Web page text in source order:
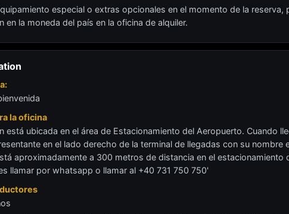
especial o extras opcionales en el momento de la
en la moneda del país en la oficina de alquiler.
la oficina
está ubicada en el área de Estacionamiento del Aeropuerto. Cuando
en el lado derecho de la terminal de llegadas con su nombre
aproximadamente a 300 metros de distancia en el
llamar por whatsapp o llamar al +40 731 750 750'